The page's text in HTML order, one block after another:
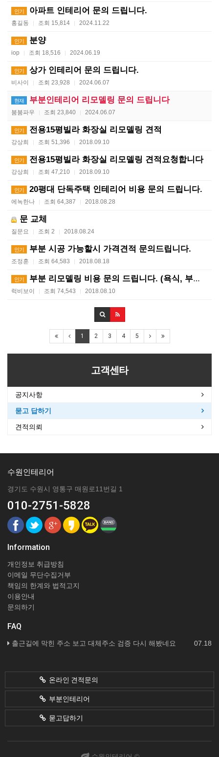
인기 아파트 인테리어 문의 드립니다.
홍길동 | 조회 15,814 | 2024.11.22
인기 분양
iop | 조회 18,516 | 2024.06.19
인기 상가 인테리어 문의 드립니다.
비사이 | 조회 23,928 | 2024.06.07
현재 부분인테리어 리모델링 문의 드립니다
붐붐파우 | 조회 23,840 | 2024.06.07
인기 전용15평빌라 화장실 리모델링 견적
강상희 | 조회 51,396 | 2018.09.10
인기 전용15평빌라 화장실 리모델링 견적요청합니다
강상희 | 조회 47,210 | 2018.09.10
인기 20평대 단독주택 인테리어 비용 문의 드립니다.
에녹한나 | 조회 64,387 | 2018.08.28
문 교체
질문요 | 조회 2 | 2018.08.24
인기 부분 시공 가능할시 가격견적 문의드립니다.
조정훈 | 조회 64,583 | 2018.08.18
인기 부분 리모델링 비용 문의 드립니다. (욕식, 부엌, 방…
럭비보이 | 조회 74,543 | 2018.08.10
1 2 3 4 5
고객센타
공지사항
묻고 답하기
견적의뢰
수원인테리어
경기도 수원시 영통구 매원로11번길 1
010-2751-5828
Information
개인정보 취급방침
이메일 무단수집거부
책임의 한계와 법적고지
이용안내
문의하기
FAQ
07.18
출근길에 막힌 주소 보고 대체주소 검증 다시 해봤네요
온라인 견적문의
부분인테리어
묻고답하기